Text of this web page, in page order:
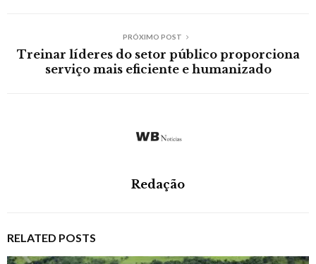
PRÓXIMO POST
Treinar líderes do setor público proporciona
serviço mais eficiente e humanizado
Redação
RELATED POSTS